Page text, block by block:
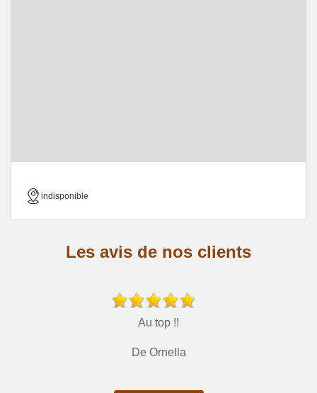
indisponible
Les avis de nos clients
Au top !!
De Ornella